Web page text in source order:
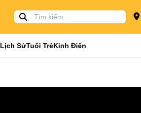
Lịch SửTuổi TrẻKinh Điển